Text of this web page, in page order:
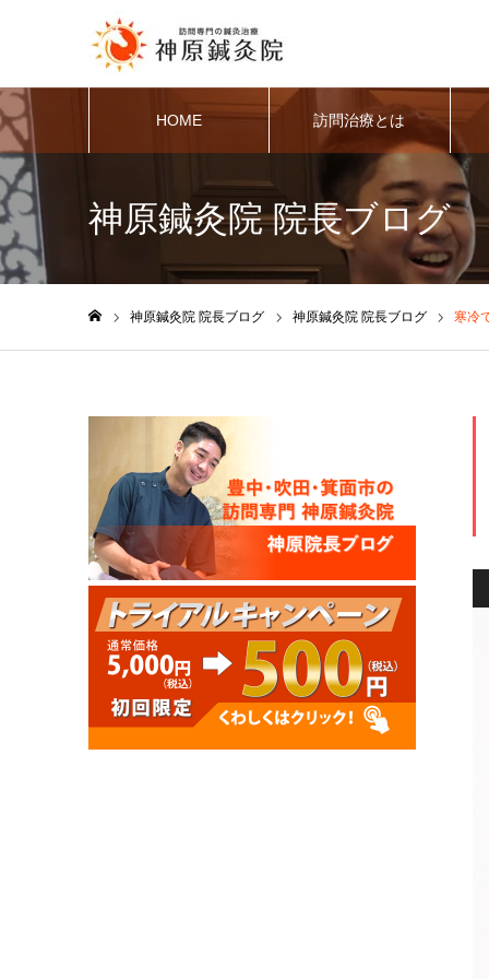
HOME 訪問治療とは
神原鍼灸院 院長ブログ
神原鍼灸院 院長ブログ 神原鍼灸院 院長ブログ 寒冷